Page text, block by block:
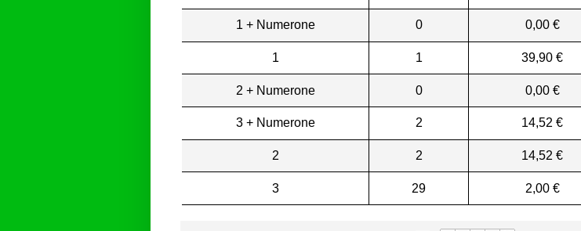
1 + Numerone 0 0,00 €
1 1 39,90 €
2 + Numerone 0 0,00 €
3 + Numerone 2 14,52 €
2 2 14,52 €
3 29 2,00 €